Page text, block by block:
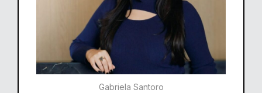
Gabriela Santoro​